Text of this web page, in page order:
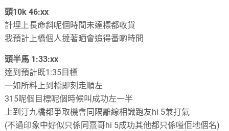
頭10k 46:xx
計埋上長命斜呢個時間未達標都收貨
我預計上橋個人撻著晒會追得番啲時間
頭半馬 1:33:xx
達到預計既1:35目標
一如所料上到橋即刻走順左
315呢個目標呢個時候叫成功左一半
上到汀九橋都爭取機會同隔離線相識跑友hi 5兼打氣
(不過印象中好似只係同熹哥hi 5成功其他都只係嗌佢地個名)